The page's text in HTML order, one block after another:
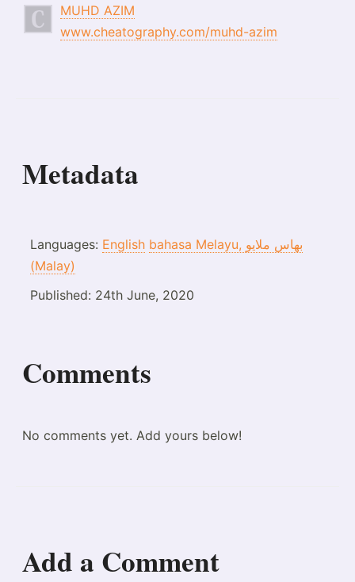
MUHD AZIM
www.cheatography.com/muhd-azim
Metadata
Languages: English bahasa Melayu, بهاس ملايو‎
(Malay)
Published: 24th June, 2020
Comments
No comments yet. Add yours below!
Add a Comment